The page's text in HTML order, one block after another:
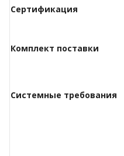
Сертификация
Комплект поставки
Системные требования